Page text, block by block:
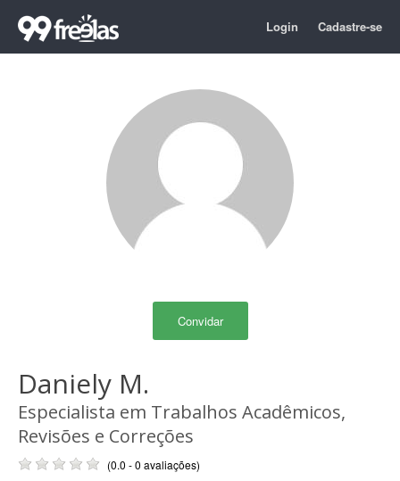
Login Cadastre-se
Convidar
Daniely M.
Especialista em Trabalhos Acadêmicos,
Revisões e Correções
(0.0 - 0 avaliações)